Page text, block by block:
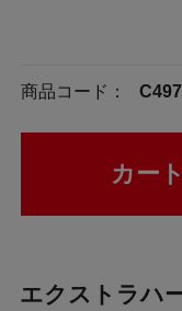
商品コード：
エクストラハ